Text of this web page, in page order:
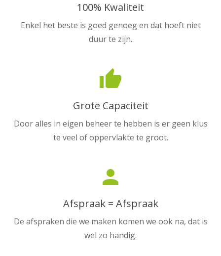
100% Kwaliteit
Enkel het beste is goed genoeg en dat hoeft niet
duur te zijn.
thumb_up
Grote Capaciteit
Door alles in eigen beheer te hebben is er geen klus
te veel of oppervlakte te groot.
person
Afspraak = Afspraak
De afspraken die we maken komen we ook na, dat is
wel zo handig.